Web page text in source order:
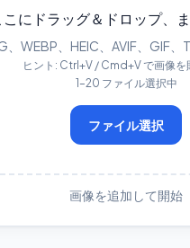
にドラッグ＆ドロップ、
、WEBP、HEIC、AVIF、GIF、
ヒント: Ctrl+V / Cmd+V で画像を
1–20 ファイル選択中
ファイル選択
画像を追加して開始